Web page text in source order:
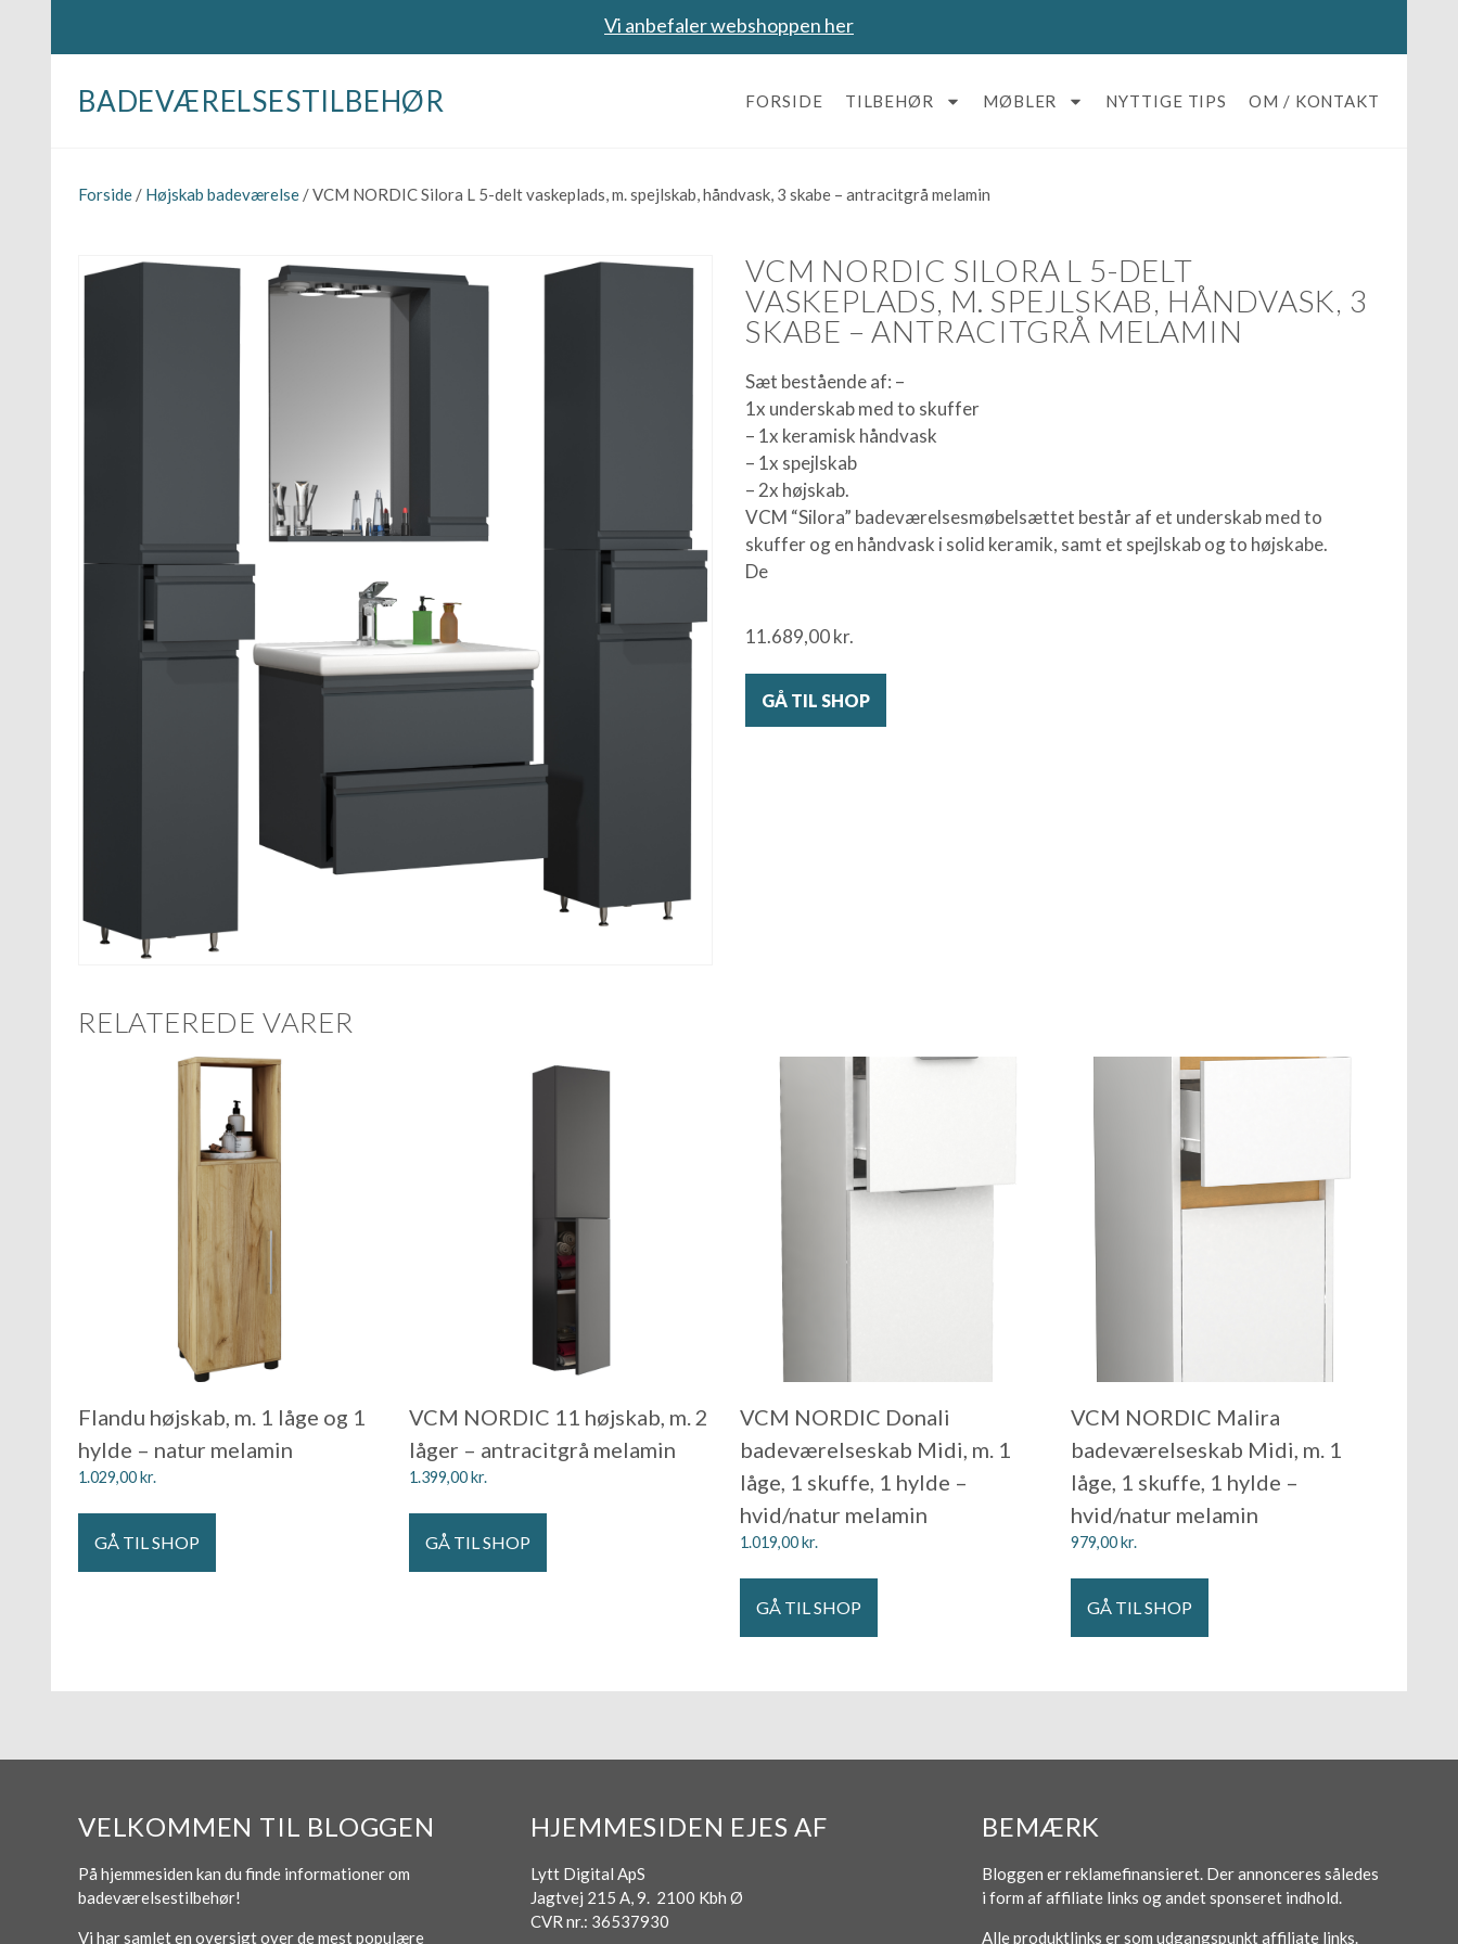
Vi anbefaler webshoppen her
BADEVÆRELSESTILBEHØR FORSIDE TILBEHØR MØBLER NYTTIGE TIPS OM / KONTAKT
Forside / Højskab badeværelse / VCM NORDIC Silora L 5-delt vaskeplads, m. spejlskab, håndvask, 3 skabe – antracitgrå melamin
VCM NORDIC SILORA L 5-DELT
VASKEPLADS, M. SPEJLSKAB, HÅNDVASK, 3
SKABE – ANTRACITGRÅ MELAMIN
Sæt bestående af: –
1x underskab med to skuffer
– 1x keramisk håndvask
– 1x spejlskab
– 2x højskab.
VCM “Silora” badeværelsesmøbelsættet består af et underskab med to
skuffer og en håndvask i solid keramik, samt et spejlskab og to højskabe.
De
11.689,00kr.
GÅ TIL SHOP
RELATEREDE VARER
Flandu højskab, m. 1 låge og 1
hylde – natur melamin
1.029,00kr.
GÅ TIL SHOP
VCM NORDIC 11 højskab, m. 2
låger – antracitgrå melamin
1.399,00kr.
GÅ TIL SHOP
VCM NORDIC Donali
badeværelseskab Midi, m. 1
låge, 1 skuffe, 1 hylde –
hvid/natur melamin
1.019,00kr.
GÅ TIL SHOP
VCM NORDIC Malira
badeværelseskab Midi, m. 1
låge, 1 skuffe, 1 hylde –
hvid/natur melamin
979,00kr.
GÅ TIL SHOP
VELKOMMEN TIL BLOGGEN
På hjemmesiden kan du finde informationer om
badeværelsestilbehør!
Vi har samlet en oversigt over de mest populære
HJEMMESIDEN EJES AF
Lytt Digital ApS
Jagtvej 215 A, 9. 2100 Kbh Ø
CVR nr.: 36537930
BEMÆRK
Bloggen er reklamefinansieret. Der annonceres således
i form af affiliate links og andet sponseret indhold.
Alle produktlinks er som udgangspunkt affiliate links.